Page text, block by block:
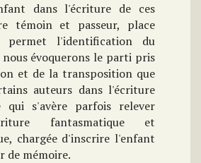
dans l'écriture de ces
témoin et passeur, place
permet l'identification du
évoquerons le parti pris
et de la transposition que
auteurs dans l'écriture
qui s'avère parfois relever
fantasmatique et
chargée d'inscrire l'enfant
de mémoire.